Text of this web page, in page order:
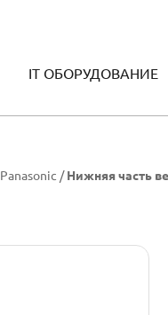
IT ОБОРУДОВАНИЕ
Panasonic /Нижняя часть